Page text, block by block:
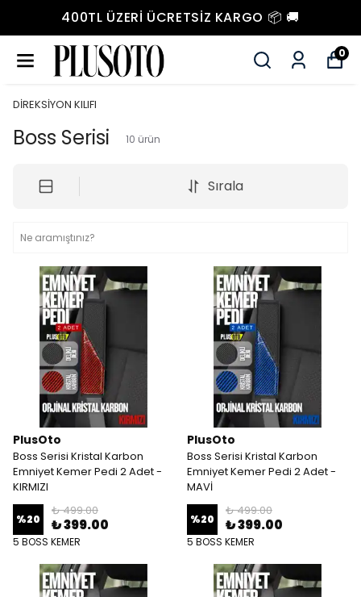
400TL ÜZERI ÜCRETSIZ KARGO 📦 🚚
0
DİREKSİYON KILIFI
Boss Serisi 10 ürün
Sırala
PlusOto
Boss Serisi Kristal Karbon
Emniyet Kemer Pedi 2 Adet -
KIRMIZI
%20
₺ 499.00
₺ 399.00
5 BOSS KEMER
PlusOto
Boss Serisi Kristal Karbon
Emniyet Kemer Pedi 2 Adet -
MAVİ
%20
₺ 499.00
₺ 399.00
5 BOSS KEMER